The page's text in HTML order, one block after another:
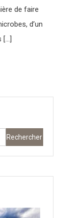
de faire
d’un
[…]
Rechercher :